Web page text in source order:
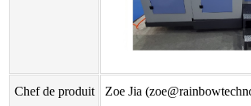
Chef de produit Zoe Jia